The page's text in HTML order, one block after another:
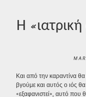
Η
Και από την καραντίνα θα
βγούμε και αυτός ο ιός θα
«εξαφανιστεί», αυτό που